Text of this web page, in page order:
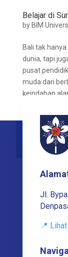
Belajar di
by BIM
Bali tak
dunia, tapi
pusat
muda dari
keindahan
Jl.
📍